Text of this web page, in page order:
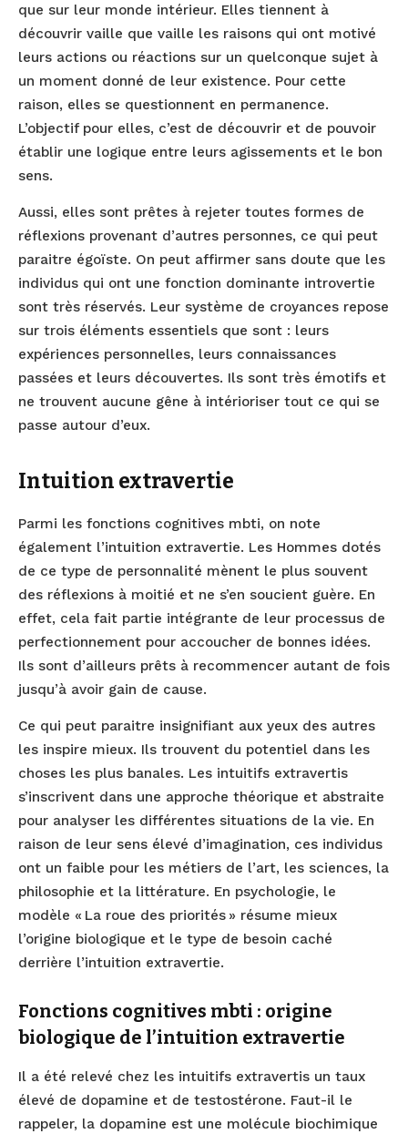
que sur leur monde intérieur. Elles tiennent à
découvrir vaille que vaille les raisons qui ont motivé
leurs actions ou réactions sur un quelconque sujet à
un moment donné de leur existence. Pour cette
raison, elles se questionnent en permanence.
L’objectif pour elles, c’est de découvrir et de pouvoir
établir une logique entre leurs agissements et le bon
sens.
Aussi, elles sont prêtes à rejeter toutes formes de
réflexions provenant d’autres personnes, ce qui peut
paraitre égoïste. On peut affirmer sans doute que les
individus qui ont une fonction dominante introvertie
sont très réservés. Leur système de croyances repose
sur trois éléments essentiels que sont : leurs
expériences personnelles, leurs connaissances
passées et leurs découvertes. Ils sont très émotifs et
ne trouvent aucune gêne à intérioriser tout ce qui se
passe autour d’eux.
Intuition extravertie
Parmi les fonctions cognitives mbti, on note
également l’intuition extravertie. Les Hommes dotés
de ce type de personnalité mènent le plus souvent
des réflexions à moitié et ne s’en soucient guère. En
effet, cela fait partie intégrante de leur processus de
perfectionnement pour accoucher de bonnes idées.
Ils sont d’ailleurs prêts à recommencer autant de fois
jusqu’à avoir gain de cause.
Ce qui peut paraitre insignifiant aux yeux des autres
les inspire mieux. Ils trouvent du potentiel dans les
choses les plus banales. Les intuitifs extravertis
s’inscrivent dans une approche théorique et abstraite
pour analyser les différentes situations de la vie. En
raison de leur sens élevé d’imagination, ces individus
ont un faible pour les métiers de l’art, les sciences, la
philosophie et la littérature. En psychologie, le
modèle « La roue des priorités » résume mieux
l’origine biologique et le type de besoin caché
derrière l’intuition extravertie.
Fonctions cognitives mbti : origine
biologique de l’intuition extravertie
Il a été relevé chez les intuitifs extravertis un taux
élevé de dopamine et de testostérone. Faut-il le
rappeler, la dopamine est une molécule biochimique